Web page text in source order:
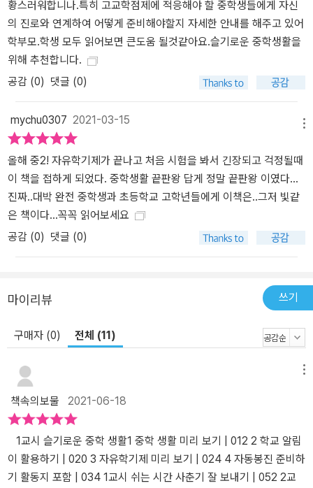
황스러워합니나.특히 고교학점제에 적응해야 할 중학생들에게 자신
의 진로와 연계하여 어떻게 준비해야할지 자세한 안내를 해주고 있어
학부모.학생 모두 읽어보면 큰도움 될것같아요.슬기로운 중학생활을
위해 추천합니다.
공감 (0) 댓글 (0)
mychu0307 2021-03-15
올해 중2! 자유학기제가 끝나고 처음 시험을 봐서 긴장되고 걱정될때
이 책을 접하게 되었다. 중학생활 끝판왕 답게 정말 끝판왕 이였다...
진짜..대박 완전 중학생과 초등학교 고학년들에게 이책은..그저 빛같
은 책이다...꼭꼭 읽어보세요
공감 (0) 댓글 (0)
마이리뷰 쓰기
구매자 (0) 전체 (11)
책속의보물 2021-06-18
이 활용하기 | 020 3 자유학기제 미리 보기 | 024 4 자동봉진 준비하
기 활동지 포함 | 034 1교시 쉬는 시간 사춘기 잘 보내기 | 052 2교